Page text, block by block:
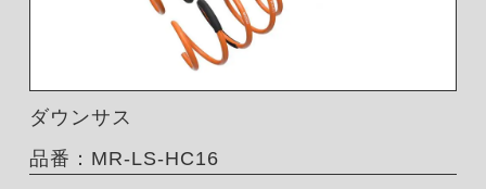
ダウンサス
品番：MR-LS-HC16